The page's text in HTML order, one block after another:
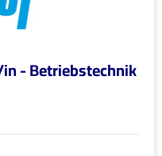
- Betriebstechnik